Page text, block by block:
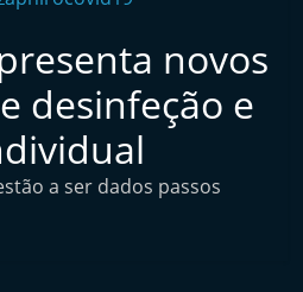
novos
desinfeção e
a ser dados passos